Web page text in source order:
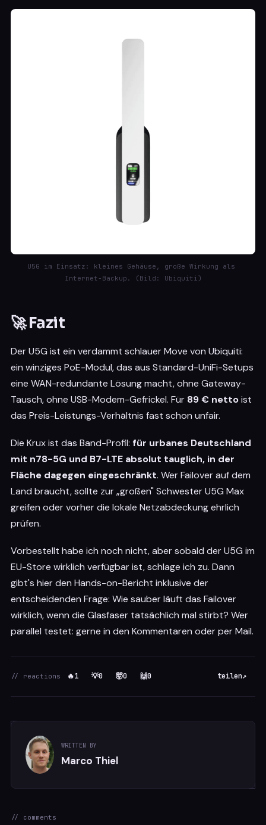
U5G im Einsatz: kleines Gehäuse, große Wirkung als
Internet-Backup. (Bild: Ubiquiti)
🚀 Fazit
Der U5G ist ein verdammt schlauer Move von Ubiquiti:
ein winziges PoE-Modul, das aus Standard-UniFi-Setups
eine WAN-redundante Lösung macht, ohne Gateway-
Tausch, ohne USB-Modem-Gefrickel. Für 89 € nettoist
das Preis-Leistungs-Verhältnis fast schon unfair.
Die Krux ist das Band-Profil: für urbanes Deutschland
mit n78-5G und B7-LTE absolut tauglich, in der
Fläche dagegen eingeschränkt. Wer Failover auf dem
Land braucht, sollte zur „großen" Schwester U5G Max
greifen oder vorher die lokale Netzabdeckung ehrlich
prüfen.
Vorbestellt habe ich noch nicht, aber sobald der U5G im
EU-Store wirklich verfügbar ist, schlage ich zu. Dann
gibt's hier den Hands-on-Bericht inklusive der
entscheidenden Frage: Wie sauber läuft das Failover
wirklich, wenn die Glasfaser tatsächlich mal stirbt? Wer
parallel testet: gerne in den Kommentaren oder per Mail.
// reactions 🔥1 💡0 🤯0 🙌0 teilen↗
WRITTEN BY
Marco Thiel
// comments